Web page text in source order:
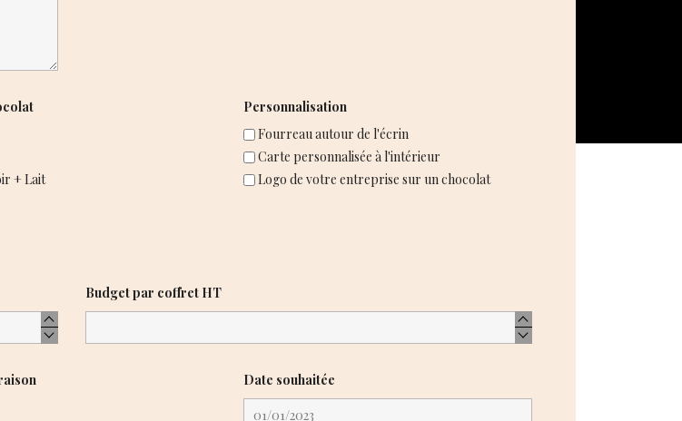
+ Lait
Personnalisation
Fourreau autour de l'écrin
Carte personnalisée à l'intérieur
Logo de votre entreprise sur un chocolat
Budget par coffret HT
Date souhaitée